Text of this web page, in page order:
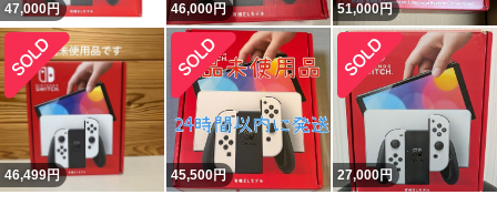
47,000円 46,000円 51,000円
46,499円 45,500円 27,000円